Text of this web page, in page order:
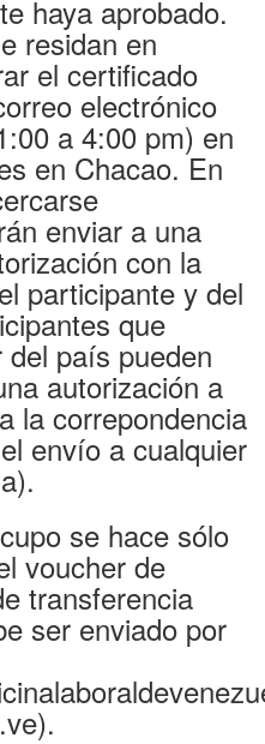
haya aprobado.
residan en
el certificado
electrónico
a 4:00 pm) en
en Chacao. En
enviar a una
con la
participante y del
que
país pueden
autorización a
la correpondencia
envío a cualquier
se hace sólo
voucher de
transferencia
ser enviado por